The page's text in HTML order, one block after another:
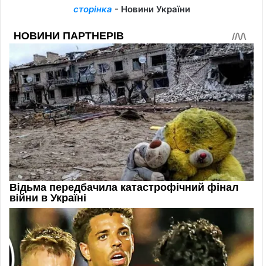
сторінка - Новини України